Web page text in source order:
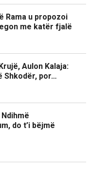
Rama u propozoi
me katër fjalë
Aulon Kalaja:
Shkodër, por…
do t’i bëjmë